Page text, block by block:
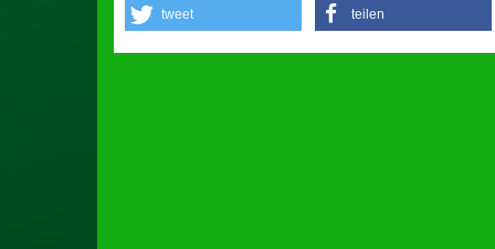
tweet teilen